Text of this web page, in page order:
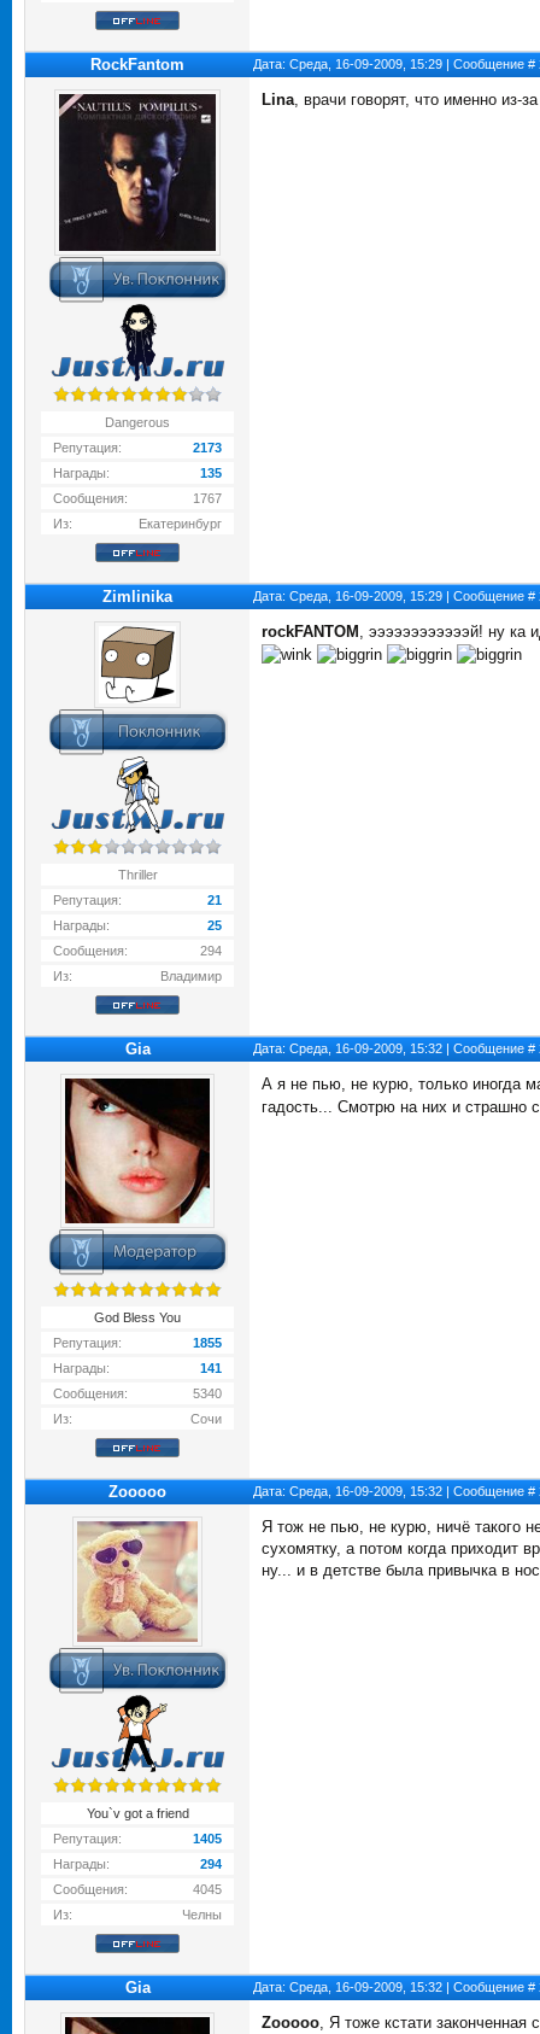
RockFantom Дата: Среда, 16-09-2009, 15:29 | Сообщение #
Dangerous
Репутация:
2173
Награды:
135
Сообщения:
1767
Из:
Екатеринбург
Lina, врачи говорят, что именно из-
Zimlinika Дата: Среда, 16-09-2009, 15:29 | Сообщение #
Thriller
Репутация:
21
Награды:
25
Сообщения:
294
Из:
Владимир
rockFANTOM , ээээээээээээй! ну ка
Gia Дата: Среда, 16-09-2009, 15:32 | Сообщение #
God Bless You
Репутация:
1855
Награды:
141
Сообщения:
5340
Из:
Сочи
А я не пью, не курю, только иногда
гадость... Смотрю на них и страшно
Zooooo Дата: Среда, 16-09-2009, 15:32 | Сообщение #
You`v got a friend
Репутация:
1405
Награды:
294
Сообщения:
4045
Из:
Челны
Я тож не пью, не курю, ничё такого
сухомятку, а потом когда приходит
ну... и в детстве была привычка в
Gia Дата: Среда, 16-09-2009, 15:32 | Сообщение #
Zooooo, Я тоже кстати законченная